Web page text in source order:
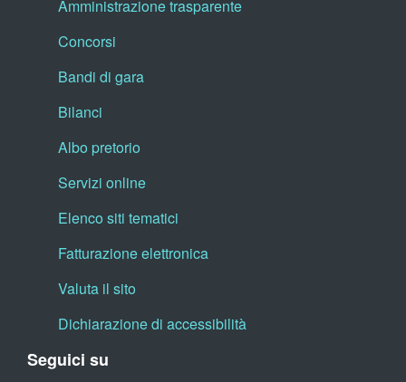
Amministrazione trasparente
Concorsi
Bandi di gara
Bilanci
Albo pretorio
Servizi online
Elenco siti tematici
Fatturazione elettronica
Valuta il sito
Dichiarazione di accessibilità
Seguici su